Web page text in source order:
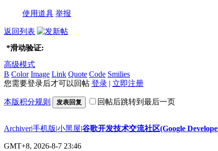
使用道具 举报
返回列表
*滑动验证:
高级模式
B Color Image Link Quote Code Smilies
您需要登录后才可以回帖 登录 | 立即注册
本版积分规则 发表回复 回帖后跳转到最后一页
Archiver|手机版|小黑屋|谷歌开发技术交流社区(Google
GMT+8, 2026-8-7 23:46